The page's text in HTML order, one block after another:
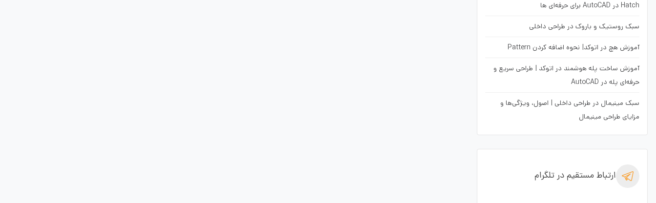
Hatch در AutoCAD برای حرفه‌ای ها
سبک روستیک و باروک در طراحی داخلی
آموزش هچ در اتوکد| نحوه اضافه کردن Pattern
آموزش ساخت پله هوشمند در اتوکد | طراحی سریع و
حرفه‌ای پله در AutoCAD
سبک مینیمال در طراحی داخلی | اصول، ویژگی‌ها و
مزایای طراحی مینیمال
ارتباط مستقیم در تلگرام